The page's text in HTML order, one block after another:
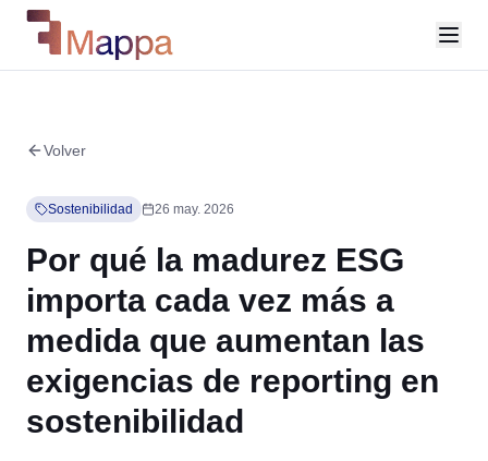
Volver
Sostenibilidad 26 may. 2026
Por qué la madurez ESG
importa cada vez más a
medida que aumentan las
exigencias de reporting en
sostenibilidad